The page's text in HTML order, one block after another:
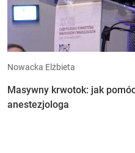
Nowacka Elżbieta
Masywny krwotok: jak
anestezjologa